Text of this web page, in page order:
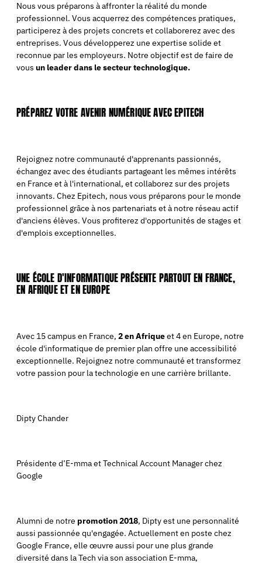
Nous vous préparons à affronter la réalité du monde
professionnel. Vous acquerrez des compétences pratiques,
participerez à des projets concrets et collaborerez avec des
entreprises. Vous développerez une expertise solide et
reconnue par les employeurs. Notre objectif est de faire de
vous un leader dans le secteur technologique.
PRÉPAREZ VOTRE AVENIR NUMÉRIQUE AVEC EPITECH
Rejoignez notre communauté d'apprenants passionnés,
échangez avec des étudiants partageant les mêmes intérêts
en France et à l'international, et collaborez sur des projets
innovants. Chez Epitech, nous vous préparons pour le monde
professionnel grâce à nos partenariats et à notre réseau actif
d'anciens élèves. Vous profiterez d'opportunités de stages et
d'emplois exceptionnelles.
UNE ÉCOLE D'INFORMATIQUE PRÉSENTE PARTOUT EN FRANCE,
EN AFRIQUE ET EN EUROPE
Avec 15 campus en France, 2 en Afriqueet 4 en Europe, notre
école d'informatique de premier plan offre une accessibilité
exceptionnelle. Rejoignez notre communauté et transformez
votre passion pour la technologie en une carrière brillante.
Dipty Chander
Présidente d’E-mma et Technical Account Manager chez
Google
Alumni de notre promotion 2018, Dipty est une personnalité
aussi passionnée qu'engagée. Actuellement en poste chez
Google France, elle œuvre aussi pour une plus grande
diversité dans la Tech via son association E-mma,